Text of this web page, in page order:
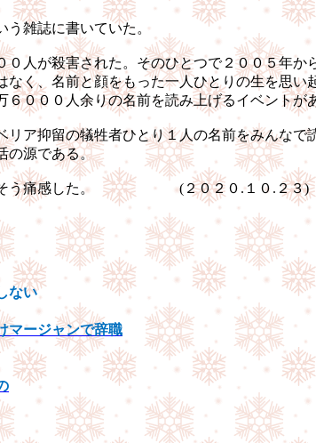
う雑誌に書いていた。
人が殺害された。そのひとつで２００５年
く、名前と顔をもった一人ひとりの生を思い
０００人余りの名前を読み上げるイベント
リア抑留の犠牲者ひとり１人の名前をみんな
の源である。
ないとそう痛感した。( ２０２０ .１０ . ２３)
ない
マージャンで辞職